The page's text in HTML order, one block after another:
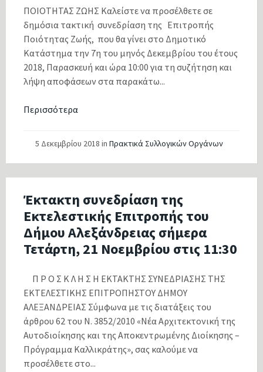
ΠΟΙΟΤΗΤΑΣ ΖΩΗΣ Καλείστε να προσέλθετε σε
δημόσια τακτική συνεδρίαση της Επιτροπής
Ποιότητας Ζωής, που θα γίνει στο Δημοτικό
Κατάστημα την 7η του μηνός Δεκεμβρίου του έτους
2018, Παρασκευή και ώρα 10:00 για τη συζήτηση και
λήψη αποφάσεων στα παρακάτω...
Περισσότερα
5 Δεκεμβρίου 2018 in Πρακτικά Συλλογικών Οργάνων
Έκτακτη συνεδρίαση της
Εκτελεστικής Επιτροπής του
Δήμου Αλεξάνδρειας σήμερα
Τετάρτη, 21 Νοεμβρίου στις 11:30
Π Ρ Ο Σ Κ Λ Η Σ Η ΕΚΤΑΚΤΗΣ ΣΥΝΕΔΡΙΑΣΗΣ ΤΗΣ
ΕΚΤΕΛΕΣΤΙΚΗΣ ΕΠΙΤΡΟΠΗΣΤΟΥ ΔΗΜΟΥ
ΑΛΕΞΑΝΔΡΕΙΑΣ Σύμφωνα με τις διατάξεις του
άρθρου 62 του Ν. 3852/2010 «Νέα Αρχιτεκτονική της
Αυτοδιοίκησης και της Αποκεντρωμένης Διοίκησης –
Πρόγραμμα Καλλικράτης», σας καλούμε να
προσέλθετε στο...